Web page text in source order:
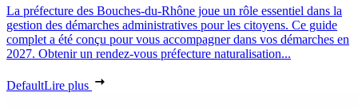
La préfecture des Bouches-du-Rhône joue un rôle essentiel dans la
gestion des démarches administratives pour les citoyens. Ce guide
complet a été conçu pour vous accompagner dans vos démarches en
2027. Obtenir un rendez-vous préfecture naturalisation...
DefaultLire plus